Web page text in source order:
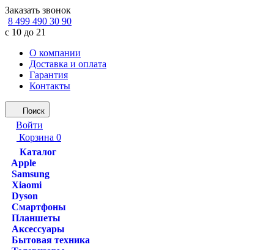
Заказать звонок
8 499 490 30 90
с 10 до 21
О компании
Доставка и оплата
Гарантия
Контакты
Поиск
Войти
Корзина 0
Каталог
Apple
Samsung
Xiaomi
Dyson
Смартфоны
Планшеты
Аксессуары
Бытовая техника